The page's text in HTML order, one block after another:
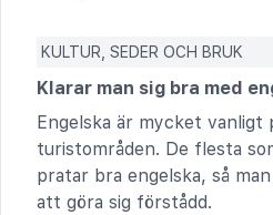
KULTUR, SEDER OCH BRUK
Klarar man sig bra med
Engelska är mycket vanligt
turistområden. De flesta
pratar bra engelska, så
att göra sig förstådd.